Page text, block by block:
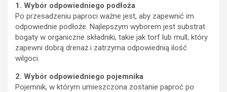
1. Wybór odpowiedniego podłoża
Po przesadzeniu paproci ważne jest, aby zapewnić im
odpowiednie podłoże. Najlepszym wyborem jest substrat
bogaty w organiczne składniki, takie jak torf lub mull, który
zapewni dobrą drenaż i zatrzyma odpowiednią ilość
wilgoci.
2. Wybór odpowiedniego pojemnika
Pojemnik, w którym umieszczona zostanie paproć po